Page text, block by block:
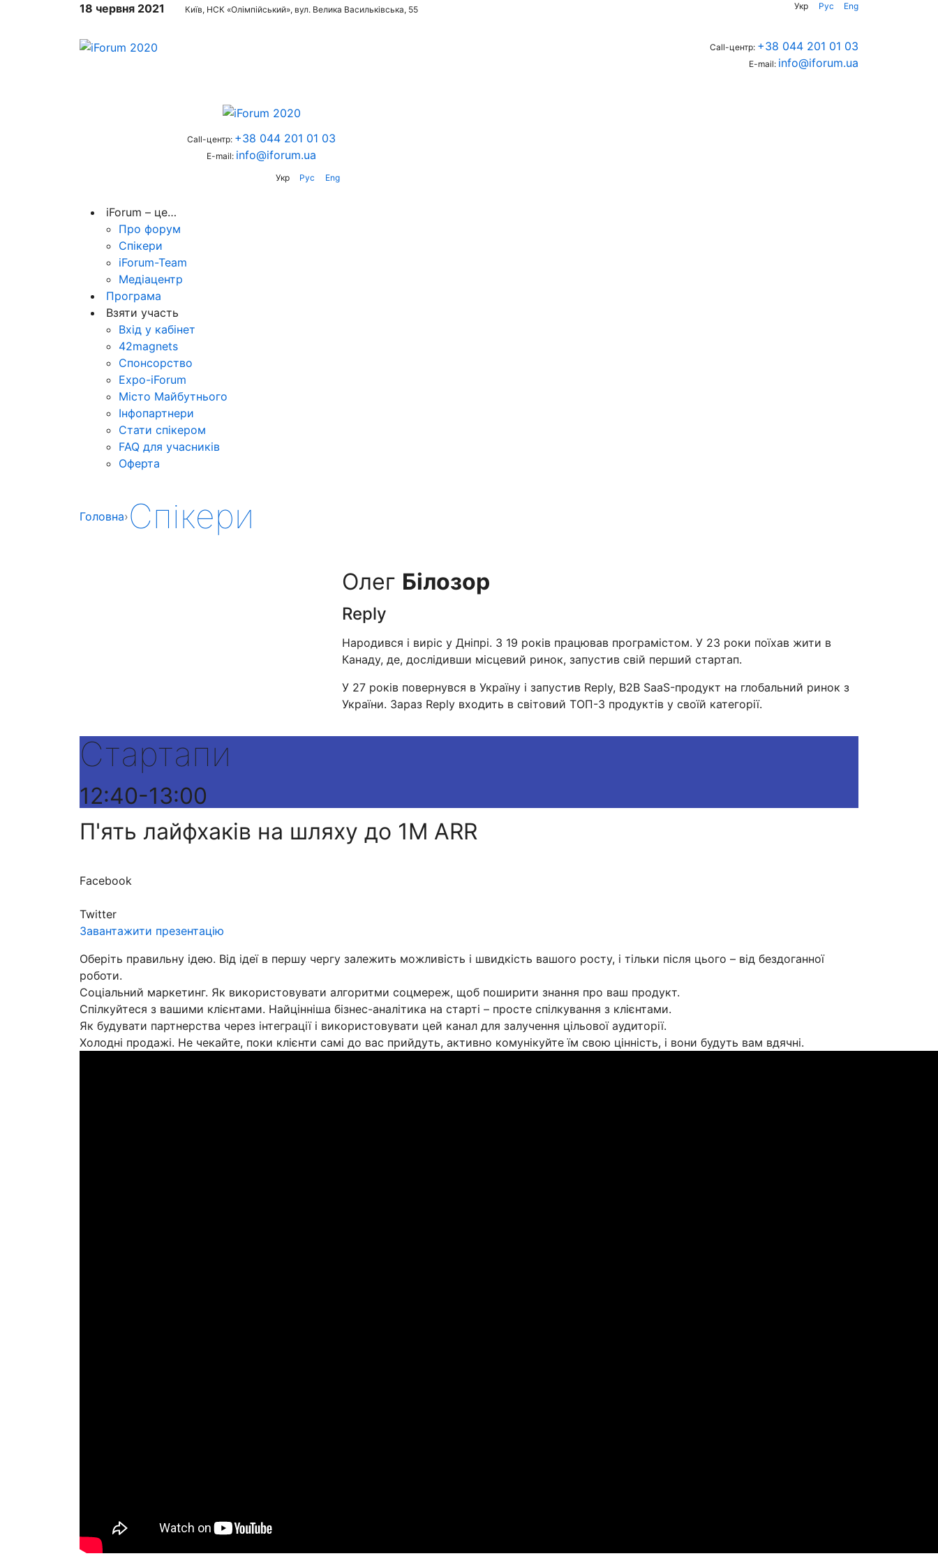
18 червня 2021 Київ, НСК «Олімпійський», вул. Велика Васильківська, 55 Укр Рус Eng
Call-центр: +38 044 201 01 03
E-mail: info@iforum.ua
Call-центр: +38 044 201 01 03
E-mail: info@iforum.ua
Укр Рус Eng
iForum – це…
Про форум
Спікери
iForum-Team
Медіацентр
Програма
Взяти участь
Вхід у кабінет
42magnets
Спонсорство
Expo-iForum
Місто Майбутнього
Інфопартнери
Стати спікером
FAQ для учасників
Оферта
Головна› Спікери
Олег Білозoр
Reply
Народився і виріс у Дніпрі. З 19 років працював програмістом. У 23 роки поїхав жити в
Канаду, де, дослідивши місцевий ринок, запустив свій перший стартап.
У 27 років повернувся в Україну і запустив Reply, B2B SaaS-продукт на глобальний ринок з
України. Зараз Reply входить в світовий ТОП-3 продуктів у своїй категорії.
Стартапи
12:40-13:00
П'ять лайфхаків на шляху до 1M ARR
Facebook
Twitter
Завантажити презентацію
Оберіть правильну ідею. Від ідеї в першу чергу залежить можливість і швидкість вашого росту, і тільки після цього – від бездоганної
роботи.
Соціальний маркетинг. Як використовувати алгоритми соцмереж, щоб поширити знання про ваш продукт.
Спілкуйтеся з вашими клієнтами. Найцінніша бізнес-аналітика на старті – просте спілкування з клієнтами.
Як будувати партнерства через інтеграції і використовувати цей канал для залучення цільової аудиторії.
Холодні продажі. Не чекайте, поки клієнти самі до вас прийдуть, активно комунікуйте їм свою цінність, і вони будуть вам вдячні.